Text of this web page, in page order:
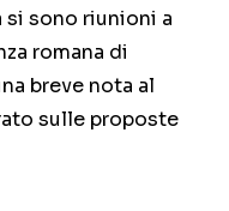
sono riunioni a
romana di
breve nota al
sulle proposte